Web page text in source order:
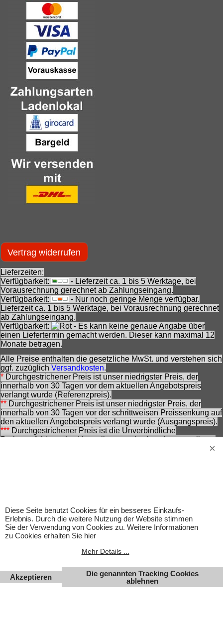
Vertrag widerrufen
Lieferzeiten:
Verfügbarkeit:
- Lieferzeit ca. 1 bis 5 Werktage, bei
Vorausrechnung gerechnet ab Zahlungseingang.
Verfügbarkeit:
- Nur noch geringe Menge verfügbar.
Lieferzeit ca. 1 bis 5 Werktage, bei Vorausrechnung gerechnet
ab Zahlungseingang.
Verfügbarkeit:
- Es kann keine genaue Angabe über
einen Liefertermin gemacht werden. Dieser kann maximal 12
Monate betragen.
Alle Preise enthalten die gesetzliche MwSt. und verstehen sich
ggf. zuzüglich Versandkosten.
* Durchgestrichener Preis ist unser niedrigster Preis, der
innerhalb von 30 Tagen vor dem aktuellen Angebotspreis
verlangt wurde (Referenzpreis).
** Durchgestrichener Preis ist unser niedrigster Preis, der
innerhalb von 30 Tagen vor der schrittweisen Preissenkung auf
den aktuellen Angebotspreis verlangt wurde (Ausgangspreis).
*** Durchgestrichener Preis ist die Unverbindliche
Preisempfehlung des Herstellers zzt. der Angebotserstellung.
werden. Abbildungen können ähnlich sein. Abgebildetes
Zubehör gehört nicht zum Lieferumfang. Eingetragene
Warenzeichen und Logos sind Eigentum des jeweiligen
Inhabers.
Änderungen, Irrtümer und Zwischenverkauf vorbehalten.
Diese Seite benutzt Cookies für ein besseres Einkaufs-
Erlebnis. Durch die weitere Nutzung der Website stimmen
Sie der Verwendung von Cookies zu. Weitere Informationen
zu Cookies erhalten Sie hier
Mehr Details ...
Akzeptieren
Die genannten Tracking Cookies
ablehnen